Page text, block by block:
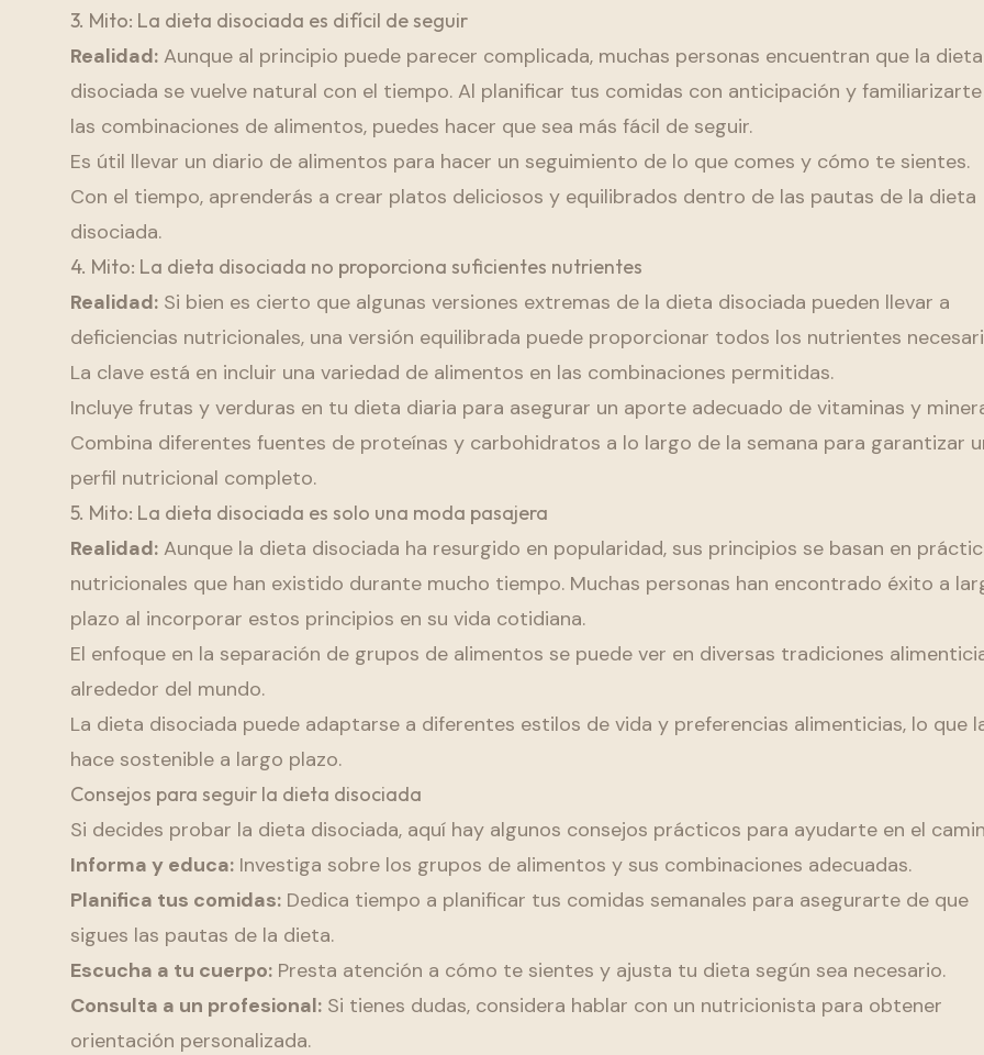
3. Mito: La dieta disociada es difícil de seguir
Realidad: Aunque al principio puede parecer complicada, muchas personas encuentran que la dieta
disociada se vuelve natural con el tiempo. Al planificar tus comidas con anticipación y
las combinaciones de alimentos, puedes hacer que sea más fácil de seguir.
Es útil llevar un diario de alimentos para hacer un seguimiento de lo que comes y cómo te sientes.
Con el tiempo, aprenderás a crear platos deliciosos y equilibrados dentro de las pautas de la dieta
disociada.
4. Mito: La dieta disociada no proporciona suficientes nutrientes
Realidad: Si bien es cierto que algunas versiones extremas de la dieta disociada pueden llevar a
deficiencias nutricionales, una versión equilibrada puede proporcionar todos los nutrientes
La clave está en incluir una variedad de alimentos en las combinaciones permitidas.
Incluye frutas y verduras en tu dieta diaria para asegurar un aporte adecuado de vitaminas y
Combina diferentes fuentes de proteínas y carbohidratos a lo largo de la semana para garantizar
perfil nutricional completo.
5. Mito: La dieta disociada es solo una moda pasajera
Realidad: Aunque la dieta disociada ha resurgido en popularidad, sus principios se basan en
nutricionales que han existido durante mucho tiempo. Muchas personas han encontrado éxito a
plazo al incorporar estos principios en su vida cotidiana.
El enfoque en la separación de grupos de alimentos se puede ver en diversas tradiciones
alrededor del mundo.
La dieta disociada puede adaptarse a diferentes estilos de vida y preferencias alimenticias, lo que
hace sostenible a largo plazo.
Consejos para seguir la dieta disociada
Si decides probar la dieta disociada, aquí hay algunos consejos prácticos para ayudarte en el
Informa y educa: Investiga sobre los grupos de alimentos y sus combinaciones adecuadas.
Planifica tus comidas: Dedica tiempo a planificar tus comidas semanales para asegurarte de que
sigues las pautas de la dieta.
Escucha a tu cuerpo: Presta atención a cómo te sientes y ajusta tu dieta según sea necesario.
Consulta a un profesional: Si tienes dudas, considera hablar con un nutricionista para obtener
orientación personalizada.